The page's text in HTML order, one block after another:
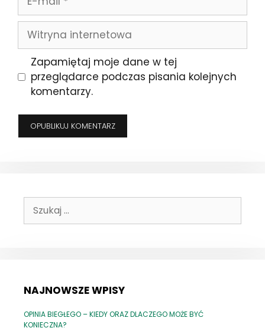
mail
Witryna
internetowa
Zapamiętaj moje dane w tej
przeglądarce podczas pisania kolejnych
komentarzy.
Szukaj:
NAJNOWSZE WPISY
OPINIA BIEGŁEGO – KIEDY ORAZ DLACZEGO MOŻE BYĆ
KONIECZNA?